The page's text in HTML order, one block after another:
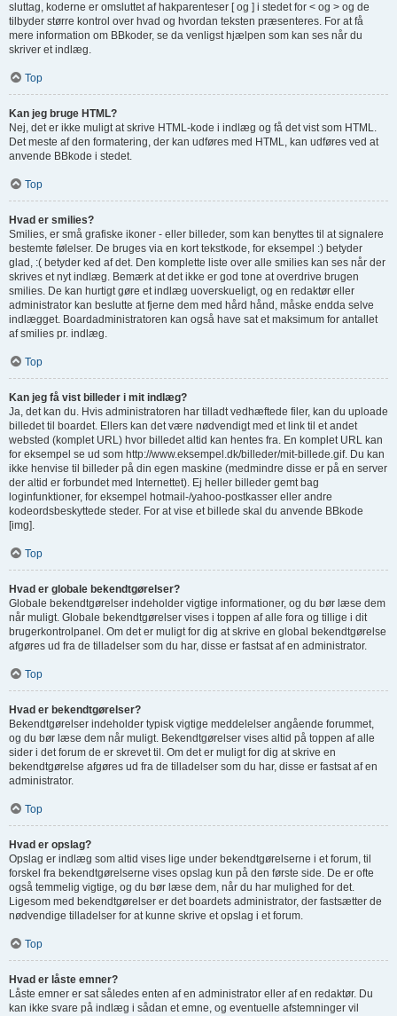
sluttag, koderne er omsluttet af hakparenteser [ og ] i stedet for < og > og de
tilbyder større kontrol over hvad og hvordan teksten præsenteres. For at få
mere information om BBkoder, se da venligst hjælpen som kan ses når du
skriver et indlæg.
Top
Kan jeg bruge HTML?
Nej, det er ikke muligt at skrive HTML-kode i indlæg og få det vist som HTML.
Det meste af den formatering, der kan udføres med HTML, kan udføres ved at
anvende BBkode i stedet.
Top
Hvad er smilies?
Smilies, er små grafiske ikoner - eller billeder, som kan benyttes til at signalere
bestemte følelser. De bruges via en kort tekstkode, for eksempel :) betyder
glad, :( betyder ked af det. Den komplette liste over alle smilies kan ses når der
skrives et nyt indlæg. Bemærk at det ikke er god tone at overdrive brugen
smilies. De kan hurtigt gøre et indlæg uoverskueligt, og en redaktør eller
administrator kan beslutte at fjerne dem med hård hånd, måske endda selve
indlægget. Boardadministratoren kan også have sat et maksimum for antallet
af smilies pr. indlæg.
Top
Kan jeg få vist billeder i mit indlæg?
Ja, det kan du. Hvis administratoren har tilladt vedhæftede filer, kan du uploade
billedet til boardet. Ellers kan det være nødvendigt med et link til et andet
websted (komplet URL) hvor billedet altid kan hentes fra. En komplet URL kan
for eksempel se ud som http://www.eksempel.dk/billeder/mit-billede.gif. Du kan
ikke henvise til billeder på din egen maskine (medmindre disse er på en server
der altid er forbundet med Internettet). Ej heller billeder gemt bag
loginfunktioner, for eksempel hotmail-/yahoo-postkasser eller andre
kodeordsbeskyttede steder. For at vise et billede skal du anvende BBkode
[img].
Top
Hvad er globale bekendtgørelser?
Globale bekendtgørelser indeholder vigtige informationer, og du bør læse dem
når muligt. Globale bekendtgørelser vises i toppen af alle fora og tillige i dit
brugerkontrolpanel. Om det er muligt for dig at skrive en global bekendtgørelse
afgøres ud fra de tilladelser som du har, disse er fastsat af en administrator.
Top
Hvad er bekendtgørelser?
Bekendtgørelser indeholder typisk vigtige meddelelser angående forummet,
og du bør læse dem når muligt. Bekendtgørelser vises altid på toppen af alle
sider i det forum de er skrevet til. Om det er muligt for dig at skrive en
bekendtgørelse afgøres ud fra de tilladelser som du har, disse er fastsat af en
administrator.
Top
Hvad er opslag?
Opslag er indlæg som altid vises lige under bekendtgørelserne i et forum, til
forskel fra bekendtgørelserne vises opslag kun på den første side. De er ofte
også temmelig vigtige, og du bør læse dem, når du har mulighed for det.
Ligesom med bekendtgørelser er det boardets administrator, der fastsætter de
nødvendige tilladelser for at kunne skrive et opslag i et forum.
Top
Hvad er låste emner?
Låste emner er sat således enten af en administrator eller af en redaktør. Du
kan ikke svare på indlæg i sådan et emne, og eventuelle afstemninger vil